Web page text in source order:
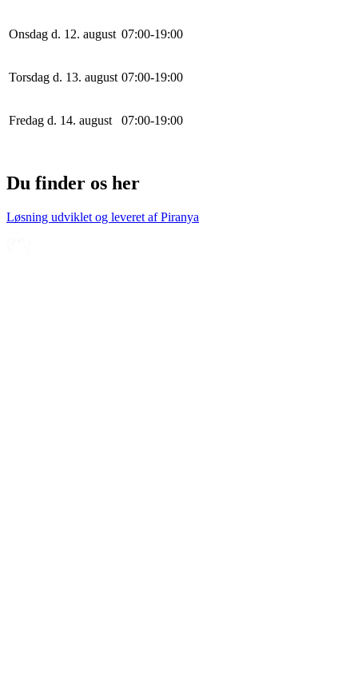
Onsdag d. 12. august 07:00-19:00
Torsdag d. 13. august 07:00-19:00
Fredag d. 14. august 07:00-19:00
Du finder os her
Løsning udviklet og leveret afPiranya